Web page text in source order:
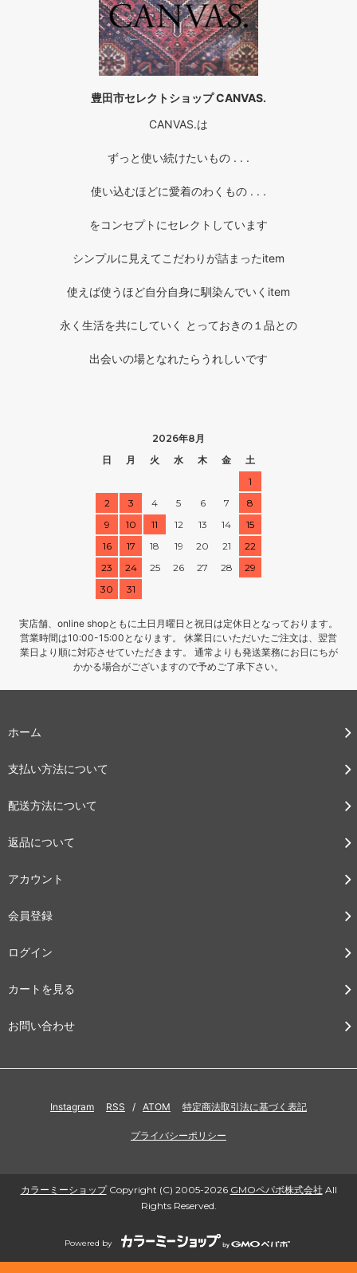
豊田市セレクトショップ CANVAS.
CANVAS.は
ずっと使い続けたいもの . . .
使い込むほどに愛着のわくもの . . .
をコンセプトにセレクトしています
シンプルに見えてこだわりが詰まったitem
使えば使うほど自分自身に馴染んでいくitem
永く生活を共にしていく とっておきの１品との
出会いの場となれたらうれしいです
2026年8月
日
月 火 水 木 金
土
1
2
3 4 5 6 7
8
9
10 11 12 13 14
15
16
17 18 19 20 21
22
23
24 25 26 27 28
29
30
31
実店舗、online shopともに土日月曜日と祝日は定休日となっております。
営業時間は10:00-15:00となります。 休業日にいただいたご注文は、翌営
業日より順に対応させていただきます。 通常よりも発送業務にお日にちが
かかる場合がございますので予めご了承下さい。
ホーム
支払い方法について
配送方法について
返品について
アカウント
会員登録
ログイン
カートを見る
お問い合わせ
Instagram RSS / ATOM 特定商法取引法に基づく表記
プライバシーポリシー
カラーミーショップCopyright (C) 2005-2026 GMOペパボ株式会社 All
Rights Reserved.
Powered by